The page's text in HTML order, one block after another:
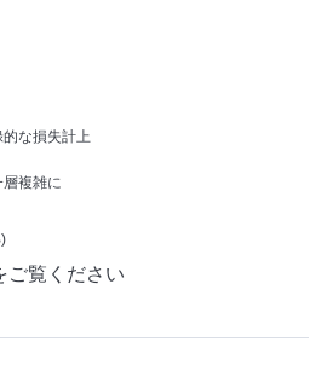
な損失計上
複雑に
ご覧ください